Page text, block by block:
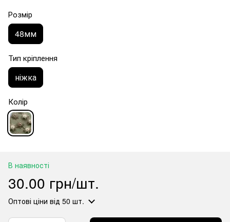
Розмір
48мм
Тип кріплення
ніжка
Колір
В наявності
30.00 грн/шт.
Оптові ціни від 50 шт.